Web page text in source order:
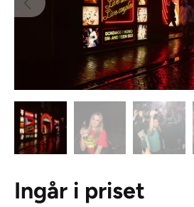
Ingår i priset